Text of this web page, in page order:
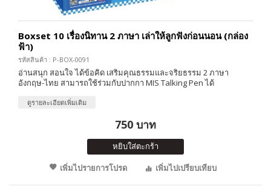
Boxset 10 เรื่องนิทาน 2 ภาษา เล่าให้ลูกฟังก่อนนอน (กล่อง
ฟ้า)
รหัสสินค้า : P-BOX-0091
อ่านสนุก สอนใจ ได้ข้อคิด เสริมคุณธรรมและจริยธรรม 2 ภาษา
อังกฤษ-ไทย สามารถใช้ร่วมกับปากกา MIS Talking Pen ได้
ดูรายละเอียดเพิ่มเติม
750 บาท
หยิบใส่ตะกร้า
เพิ่มไปรายการโปรด
เพิ่มไปเปรียบเทียบ